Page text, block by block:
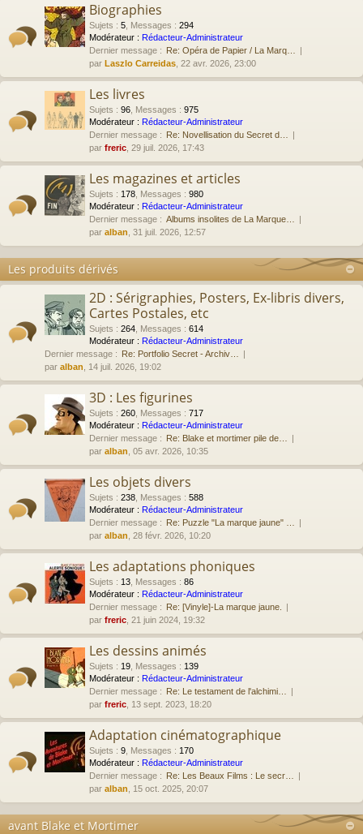
Biographies
Sujets : 5 Messages : 294
Modérateur : Rédacteur-Administrateur
Dernier message : Re: Opéra de Papier / La Marq…
par Laszlo Carreidas , 22 avr. 2026, 23:00
Les livres
Sujets : 96 Messages : 975
Modérateur : Rédacteur-Administrateur
Dernier message : Re: Novellisation du Secret d…
par freric , 29 juil. 2026, 17:43
Les magazines et articles
Sujets : 178 Messages : 980
Modérateur : Rédacteur-Administrateur
Dernier message : Albums insolites de La Marque…
par alban , 31 juil. 2026, 12:57
Les produits dérivés
2D : Sérigraphies, Posters, Ex-libris divers,
Cartes Postales, etc
Sujets : 264 Messages : 614
Modérateur : Rédacteur-Administrateur
Dernier message : Re: Portfolio Secret - Archiv…
par alban , 14 juil. 2026, 19:02
3D : Les figurines
Sujets : 260 Messages : 717
Modérateur : Rédacteur-Administrateur
Dernier message : Re: Blake et mortimer pile de…
par alban , 05 avr. 2026, 10:35
Les objets divers
Sujets : 238 Messages : 588
Modérateur : Rédacteur-Administrateur
Dernier message : Re: Puzzle "La marque jaune" …
par alban , 28 févr. 2026, 10:20
Les adaptations phoniques
Sujets : 13 Messages : 86
Modérateur : Rédacteur-Administrateur
Dernier message : Re: [Vinyle]-La marque jaune.
par freric , 21 juin 2024, 19:32
Les dessins animés
Sujets : 19 Messages : 139
Modérateur : Rédacteur-Administrateur
Dernier message : Re: Le testament de l'alchimi…
par freric , 13 sept. 2023, 18:20
Adaptation cinématographique
Sujets : 9 Messages : 170
Modérateur : Rédacteur-Administrateur
Dernier message : Re: Les Beaux Films : Le secr…
par alban , 15 oct. 2025, 20:07
avant Blake et Mortimer